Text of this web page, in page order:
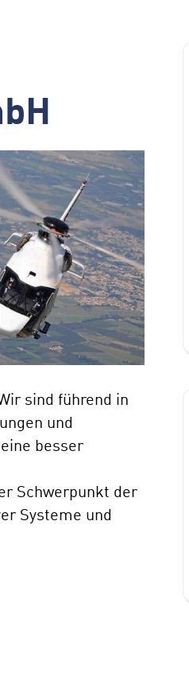
sind führend in
und
besser
Schwerpunkt der
Systeme und